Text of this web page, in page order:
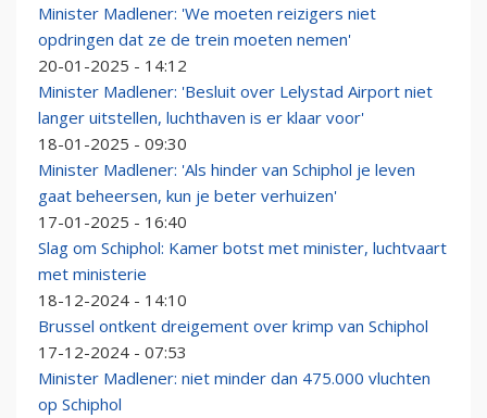
Minister Madlener: 'We moeten reizigers niet
opdringen dat ze de trein moeten nemen'
20-01-2025 - 14:12
Minister Madlener: 'Besluit over Lelystad Airport niet
langer uitstellen, luchthaven is er klaar voor'
18-01-2025 - 09:30
Minister Madlener: 'Als hinder van Schiphol je leven
gaat beheersen, kun je beter verhuizen'
17-01-2025 - 16:40
Slag om Schiphol: Kamer botst met minister, luchtvaart
met ministerie
18-12-2024 - 14:10
Brussel ontkent dreigement over krimp van Schiphol
17-12-2024 - 07:53
Minister Madlener: niet minder dan 475.000 vluchten
op Schiphol